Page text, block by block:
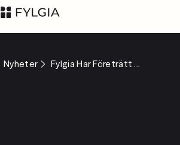
Nyheter Fylgia Har Företrätt ...